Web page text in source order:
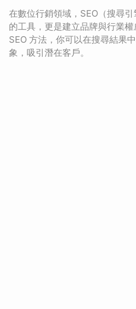
在數位行銷領域，SEO（搜尋
的工具，更是建立品牌與行業
SEO 方法，你可以在搜尋結果
象，吸引潛在客戶。